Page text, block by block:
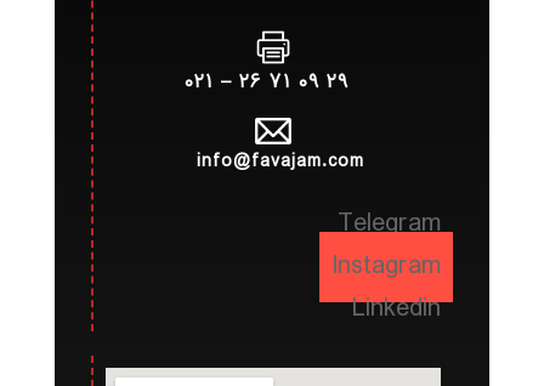
۲۹ ۰۹ ۷۱ ۲۶ – ۰۲۱
info@favajam.com
Telegram
Instagram
Linkedin